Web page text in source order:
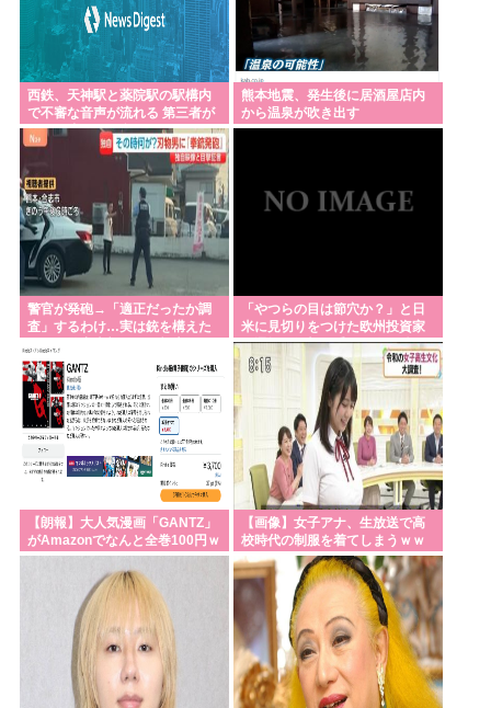
西鉄、天神駅と薬院駅の駅構内
で不審な音声が流れる 第三者が
不正に流したか 福岡
熊本地震、発生後に居酒屋店内
から温泉が吹き出す
警官が発砲→「適正だったか調
査」するわけ…実は銃を構えた
「やつらの目は節穴か？」と日
米に見切りをつけた欧州投資家
の選択に衝撃を受ける人が続
出、日英米の資産を
【朗報】大人気漫画「GANTZ」
がAmazonでなんと全巻100円ｗ
ｗｗｗｗｗ
【画像】女子アナ、生放送で高
校時代の制服を着てしまうｗｗ
ｗｗｗｗｗｗｗｗｗｗｗｗｗ